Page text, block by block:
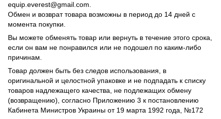
equip.everest@gmail.com.
Обмен и возврат товара возможны в период до 14 дней с
момента покупки.
Вы можете обменять товар или вернуть в течение этого срока,
если он вам не понравился или не подошел по каким-либо
причинам.
Товар должен быть без следов использования, в
оригинальной и целостной упаковке и не подпадать к списку
товаров надлежащего качества, не подлежащих обмену
(возвращению), согласно Приложению 3 к постановлению
Кабинета Министров Украины от 19 марта 1992 года, №172